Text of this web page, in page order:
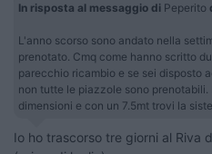
In risposta al messaggio di Peperito
L'anno scorso sono andato nella
prenotato. Cmq come hanno scritto
parecchio ricambio e se sei disposto
non tutte le piazzole sono
dimensioni e con un 7.5mt trovi la
Io ho trascorso tre giorni al Riva